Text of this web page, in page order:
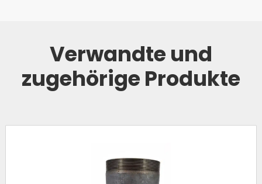
Verwandte und
zugehörige Produkte